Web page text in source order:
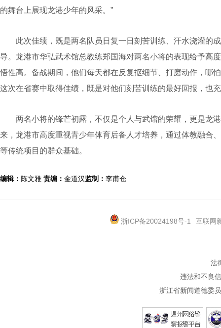
的舞台上展现龙港少年的风采。”
此次佳绩，既是两名队员日复一日刻苦训练、汗水浇灌的
导。龙港市华弘武术馆总教练郑国海对两名小将的表现给予高
悟性高。备战期间，他们每天都在反复抠细节、打磨动作，哪
这次在省赛中取得佳绩，既是对他们刻苦训练的最好回报，也
两名小将的锋芒初露，不仅是个人与武馆的荣耀，更是龙
来，龙港市高度重视青少年体育后备人才培养，通过体教融合
等传统项目的群众基础。
编辑： 陈文雅 责编： 金道汉监制： 李甫仓
浙ICP备20024198号-1 互联网
法
违法和不良
浙江省新闻道德委